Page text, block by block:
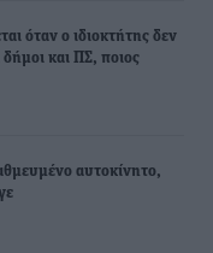
όταν ο ιδιοκτήτης δεν
δήμοι και ΠΣ, ποιος
αυτοκίνητο,